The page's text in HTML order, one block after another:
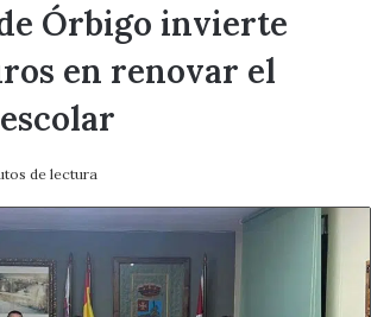
Órbigo invierte
en renovar el
de lectura